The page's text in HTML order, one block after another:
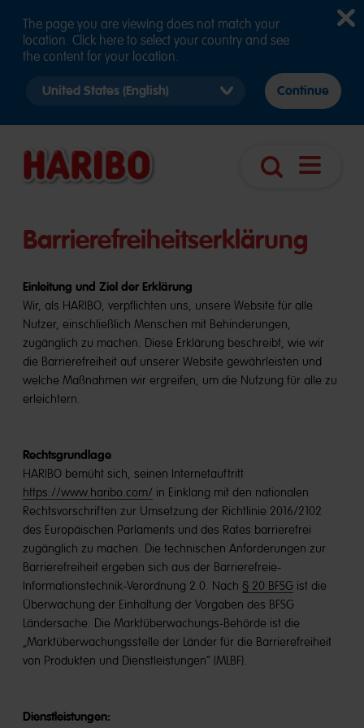
Barrierefreiheitserklärung
Einleitung und Ziel der Erklärung
Wir, als HARIBO, verpflichten uns, unsere Website für alle
Nutzer, einschließlich Menschen mit Behinderungen,
zugänglich zu machen. Diese Erklärung beschreibt, wie wir
die Barrierefreiheit auf unserer Website gewährleisten und
welche Maßnahmen wir ergreifen, um die Nutzung für alle zu
erleichtern.
Rechtsgrundlage
HARIBO bemüht sich, seinen Internetauftritt
https://www.haribo.com/ in Einklang mit den nationalen
Rechtsvorschriften zur Umsetzung der Richtlinie 2016/2102
des Europäischen Parlaments und des Rates barrierefrei
zugänglich zu machen. Die technischen Anforderungen zur
Barrierefreiheit ergeben sich aus der Barrierefreie-
Informationstechnik-Verordnung 2.0. Nach § 20 BFSG ist die
Überwachung der Einhaltung der Vorgaben des BFSG
Ländersache. Die Marktüberwachungs-Behörde ist die
„Marktüberwachungsstelle der Länder für die Barrierefreiheit
von Produkten und Dienstleistungen“ (MLBF).
Dienstleistungen:
The page you are viewing does not match your
location. Click here to select your country and see
the content for your location.
country
Continue